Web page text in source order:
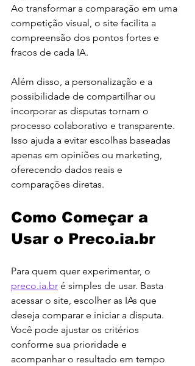
Ao transformar a comparação em uma
competição visual, o site facilita a
compreensão dos pontos fortes e
fracos de cada IA.
Além disso, a personalização e a
possibilidade de compartilhar ou
incorporar as disputas tornam o
processo colaborativo e transparente.
Isso ajuda a evitar escolhas baseadas
apenas em opiniões ou marketing,
oferecendo dados reais e
comparações diretas.
Como Começar a
Usar o Preco.ia.br
Para quem quer experimentar, o
preco.ia.br é simples de usar. Basta
acessar o site, escolher as IAs que
deseja comparar e iniciar a disputa.
Você pode ajustar os critérios
conforme sua prioridade e
acompanhar o resultado em tempo